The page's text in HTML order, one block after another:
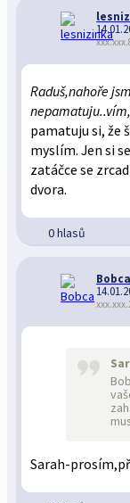
Raduš,nahoře
pamatuju si, že
myslím. Jen si
zatáčce se
dvora.
0 hlasů
Bobca
Sarah-